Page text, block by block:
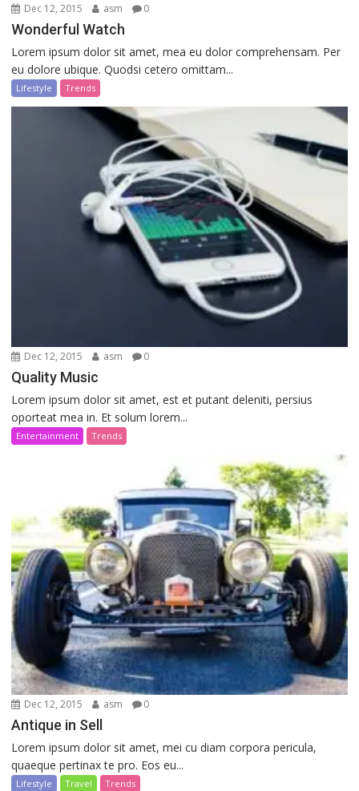
Dec 12, 2015 asm 0
Wonderful Watch
Lorem ipsum dolor sit amet, mea eu dolor comprehensam. Per
eu dolore ubique. Quodsi cetero omittam...
Lifestyle Trends
Dec 12, 2015 asm 0
Quality Music
Lorem ipsum dolor sit amet, est et putant deleniti, persius
oporteat mea in. Et solum lorem...
Entertainment Trends
Dec 12, 2015 asm 0
Antique in Sell
Lorem ipsum dolor sit amet, mei cu diam corpora pericula,
quaeque pertinax te pro. Eos eu...
Lifestyle Travel Trends